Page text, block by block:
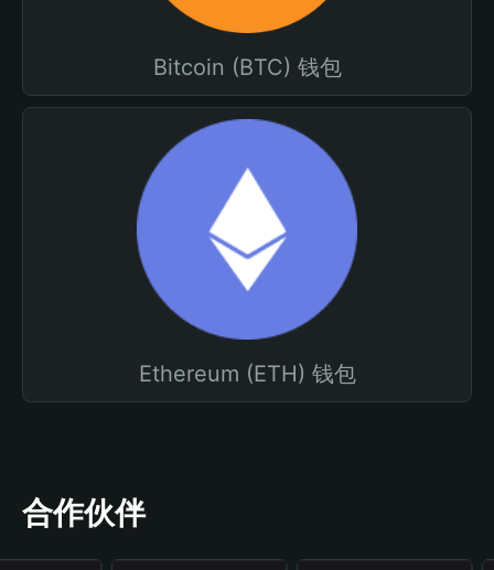
Bitcoin (BTC) 钱包
Ethereum (ETH) 钱包
合作伙伴